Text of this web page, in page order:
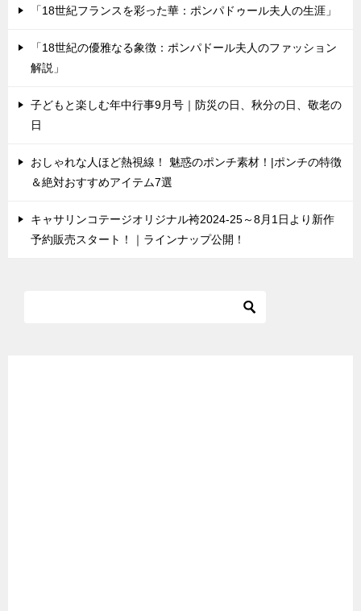
「18世紀フランスを彩った華：ポンパドゥール夫人の生涯」
「18世紀の優雅なる象徴：ポンパドール夫人のファッション
解説」
子どもと楽しむ年中行事9月号｜防災の日、秋分の日、敬老の
日
おしゃれな人ほど熱視線！ 魅惑のポンチ素材！|ポンチの特徴
＆絶対おすすめアイテム7選
キャサリンコテージオリジナル袴2024-25～8月1日より新作
予約販売スタート！｜ラインナップ公開！